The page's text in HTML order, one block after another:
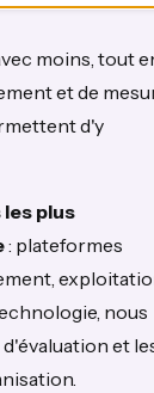
moins, tout
et de
d'y
plus
: plateformes
nous
et